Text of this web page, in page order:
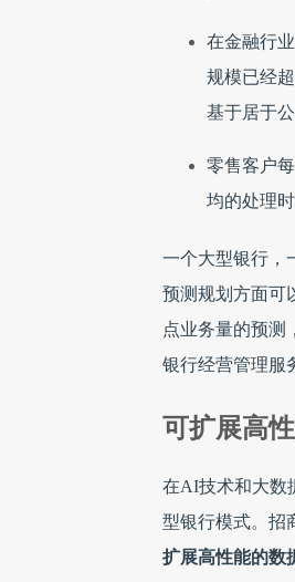
在金融行
规模已经
基于居于公
零售客户
均的处理
一个大型银行，
预测规划方面可
点业务量的预测
银行经营管理服
可扩展高
在AI技术和大数
型银行模式。招
扩展高性能的数